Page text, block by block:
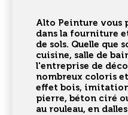
Alto Peinture vous
dans la fourniture
de sols. Quelle que
cuisine, salle de
l'entreprise de
nombreux coloris
effet bois,
pierre, béton ciré
au rouleau, en